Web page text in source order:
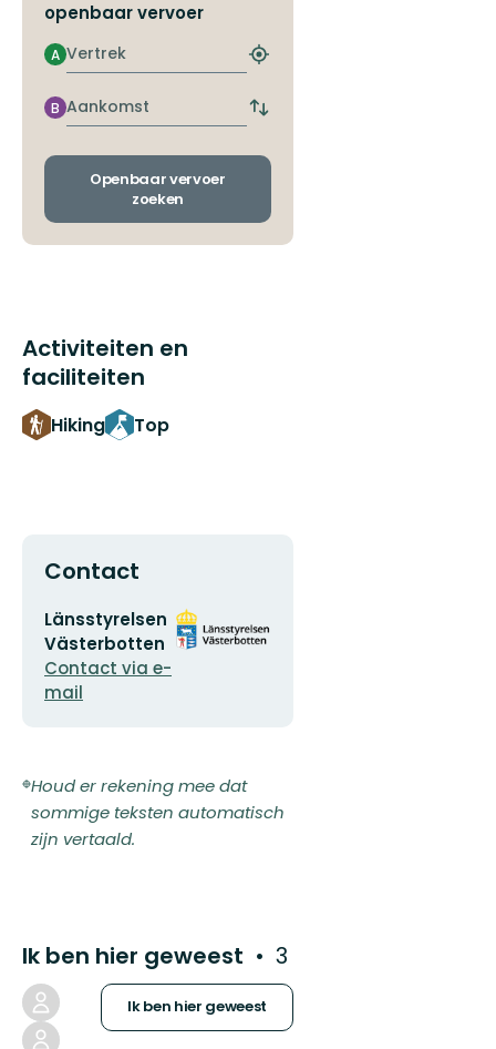
openbaar vervoer
Vertrek
A
Zoek
dichtstbijzijnde
halte
Aankomst
B
Wissel
en
Openbaar vervoer
zoeken
Activiteiten en
faciliteiten
Hiking Top
Contact
E-
mailadres
Länsstyrelsen
Västerbotten
Contact via e-
mail
Organisatie-
logotype
Houd er rekening mee dat
sommige teksten automatisch
zijn vertaald.
Ik ben hier geweest 3
Ik ben hier geweest